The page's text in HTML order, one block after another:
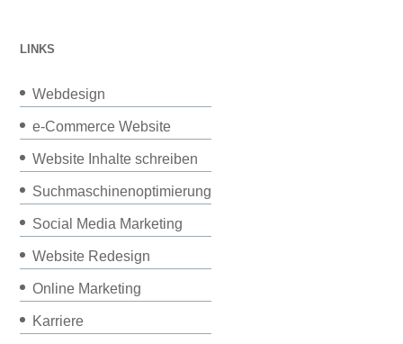
LINKS
Webdesign
e-Commerce Website
Website Inhalte schreiben
Suchmaschinenoptimierung
Social Media Marketing
Website Redesign
Online Marketing
Karriere